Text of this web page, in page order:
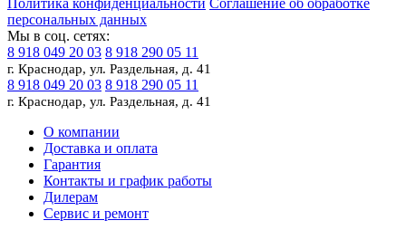
Политика конфиденциальности Соглашение об обработке
персональных данных
Мы в соц. сетях:
8 918 049 20 03 8 918 290 05 11
г. Краснодар, ул. Раздельная, д. 41
8 918 049 20 03 8 918 290 05 11
г. Краснодар, ул. Раздельная, д. 41
О компании
Доставка и оплата
Гарантия
Контакты и график работы
Дилерам
Сервис и ремонт